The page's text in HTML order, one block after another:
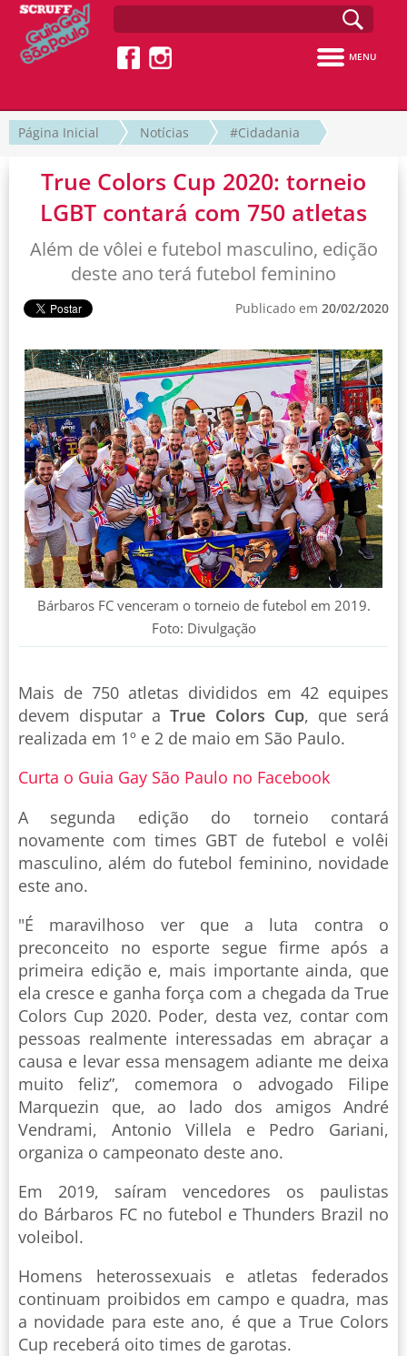
MENU
Página Inicial Notícias #Cidadania
True Colors Cup 2020: torneio
LGBT contará com 750 atletas
Além de vôlei e futebol masculino, edição
deste ano terá futebol feminino
Publicado em 20/02/2020
Bárbaros FC venceram o torneio de futebol em 2019.
Foto: Divulgação
Mais de 750 atletas divididos em 42 equipes
devem disputar aTrue Colors Cup, que será
realizada em 1º e 2 de maio em São Paulo.
Curta o Guia Gay São Paulo no Facebook
A segunda edição do torneio contará
novamente com times GBT de futebol e volêi
masculino, além do futebol feminino, novidade
este ano.
"É maravilhoso ver que a luta contra o
preconceito no esporte segue firme após a
primeira edição e, mais importante ainda, que
ela cresce e ganha força com a chegada da True
Colors Cup 2020. Poder, desta vez, contar com
pessoas realmente interessadas em abraçar a
causa e levar essa mensagem adiante me deixa
muito feliz”, comemora o advogado Filipe
Marquezin que, ao lado dos amigos André
Vendrami, Antonio Villela e Pedro Gariani,
organiza o campeonato deste ano.
Em 2019, saíram vencedores os paulistas
do Bárbaros FC no futebol e Thunders Brazil no
voleibol.
Homens heterossexuais e atletas federados
continuam proibidos em campo e quadra, mas
a novidade para este ano, é que a True Colors
Cup receberá oito times de garotas.